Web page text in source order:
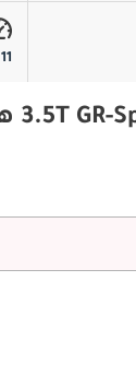
11 كم/ليتر